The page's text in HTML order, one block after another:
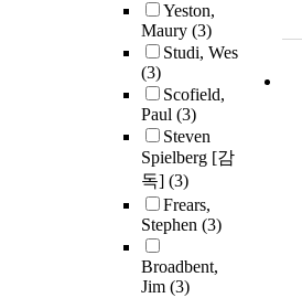
Yeston,
Maury (3)
Studi, Wes
(3)
Scofield,
Paul (3)
Steven
Spielberg [감
독] (3)
Frears,
Stephen (3)
Broadbent,
Jim (3)